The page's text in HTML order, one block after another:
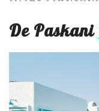
De Paskani